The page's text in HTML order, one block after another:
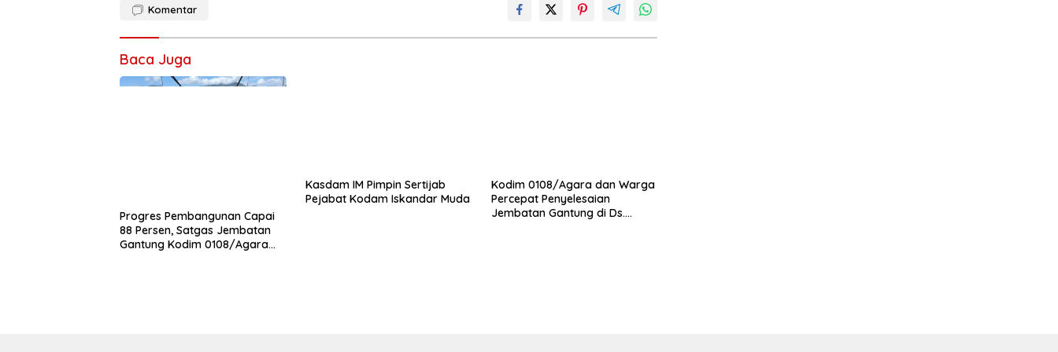
Komentar
Baca Juga
Progres Pembangunan Capai
88 Persen, Satgas Jembatan
Gantung Kodim 0108/Agara
Kasdam IM Pimpin Sertijab
Pejabat Kodam Iskandar Muda
Kodim 0108/Agara dan Warga
Percepat Penyelesaian
Jembatan Gantung di Ds.